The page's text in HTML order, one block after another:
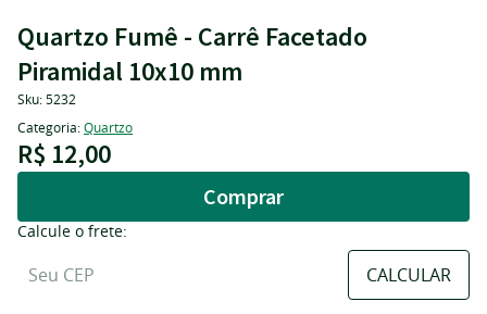
Quartzo Fumê - Carrê Facetado
Piramidal 10x10 mm
Sku:5232
Categoria:Quartzo
R$ 12,00
Comprar
Calcule o frete: